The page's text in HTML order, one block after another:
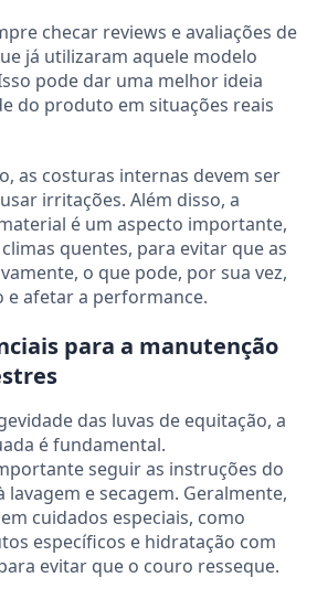
checar reviews e avaliações de
já utilizaram aquele modelo
pode dar uma melhor ideia
do produto em situações reais
as costuras internas devem ser
irritações. Além disso, a
é um aspecto importante,
quentes, para evitar que as
o que pode, por sua vez,
e afetar a performance.
para a manutenção
das luvas de equitação, a
é fundamental.
seguir as instruções do
e secagem. Geralmente,
cuidados especiais, como
específicos e hidratação com
evitar que o couro resseque.